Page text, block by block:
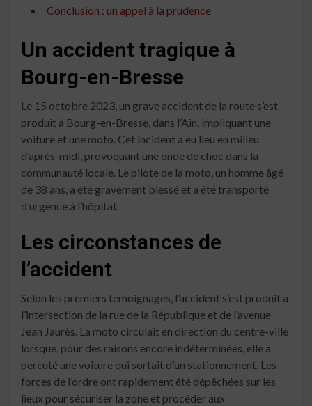
Conclusion : un appel à la prudence
Un accident tragique à
Bourg-en-Bresse
Le 15 octobre 2023, un grave accident de la route s’est
produit à Bourg-en-Bresse, dans l’Ain, impliquant une
voiture et une moto. Cet incident a eu lieu en milieu
d’après-midi, provoquant une onde de choc dans la
communauté locale. Le pilote de la moto, un homme âgé
de 38 ans, a été gravement blessé et a été transporté
d’urgence à l’hôpital.
Les circonstances de
l’accident
Selon les premiers témoignages, l’accident s’est produit à
l’intersection de la rue de la République et de l’avenue
Jean Jaurès. La moto circulait en direction du centre-ville
lorsque, pour des raisons encore indéterminées, elle a
percuté une voiture qui sortait d’un stationnement. Les
forces de l’ordre ont rapidement été dépêchées sur les
lieux pour sécuriser la zone et procéder aux